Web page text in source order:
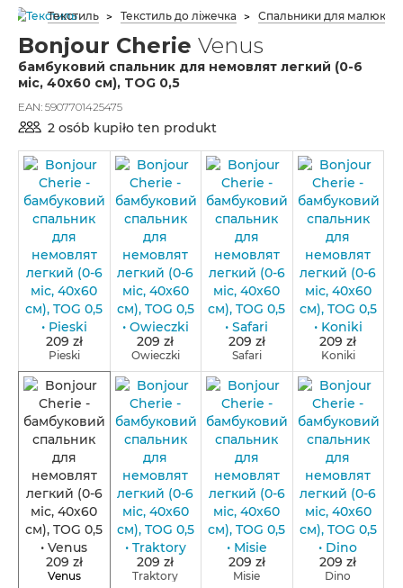
Текстиль Текстиль до ліжечка Спальники для малюків
Bonjour Cherie Venus
бамбуковий спальник для немовлят легкий (0-6
міс, 40x60 см), TOG 0,5
EAN: 5907701425475
2 osób kupiło ten produkt
209 zł
Pieski
209 zł
Owieczki
209 zł
Safari
209 zł
Koniki
209 zł
Venus
209 zł
Traktory
209 zł
Misie
209 zł
Dino